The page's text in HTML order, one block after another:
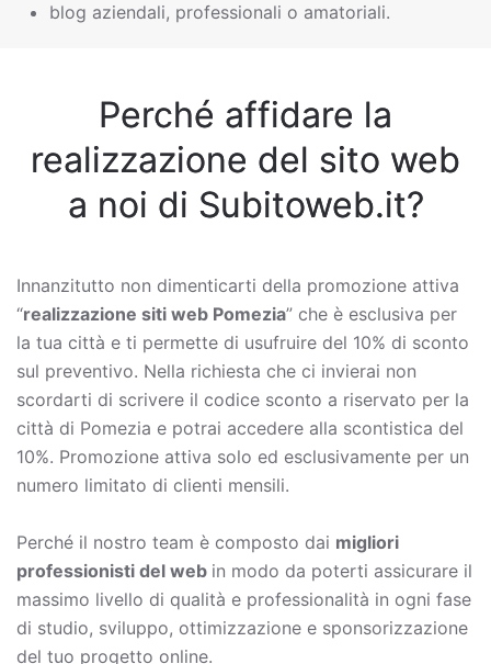
blog aziendali, professionali o amatoriali.
Perché affidare la
realizzazione del sito web
a noi di Subitoweb.it?
Innanzitutto non dimenticarti della promozione attiva
“realizzazione siti web Pomezia” che è esclusiva per
la tua città e ti permette di usufruire del 10% di sconto
sul preventivo. Nella richiesta che ci invierai non
scordarti di scrivere il codice sconto a riservato per la
città di Pomezia e potrai accedere alla scontistica del
10%. Promozione attiva solo ed esclusivamente per un
numero limitato di clienti mensili.
Perché il nostro team è composto dai migliori
professionisti del web in modo da poterti assicurare il
massimo livello di qualità e professionalità in ogni fase
di studio, sviluppo, ottimizzazione e sponsorizzazione
del tuo progetto online.